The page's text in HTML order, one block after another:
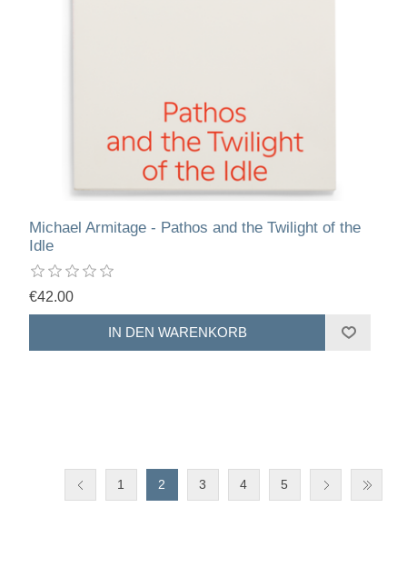
Michael Armitage - Pathos and the Twilight of the
Idle
€42.00
1 2 3 4 5